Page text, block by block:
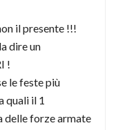
il presente !!!
dire un
!
le feste più
quali il 1
delle forze armate